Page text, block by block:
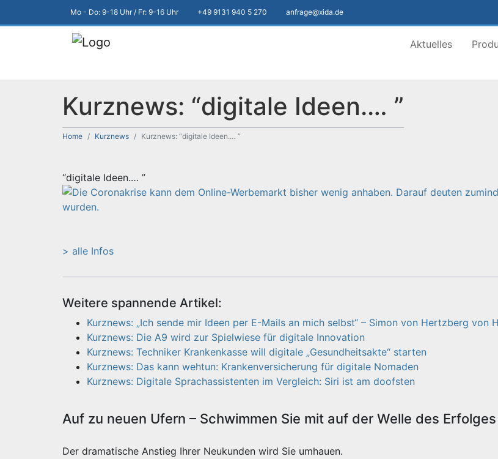
Mo - Do: 9-18 Uhr / Fr: 9-16 Uhr +49 9131 940 5 270 anfrage@xida.de
Aktuelles
Kurznews: “digitale Ideen.… ”
Home Kurznews Kurznews: “digitale Ideen.… ”
“digitale Ideen.… ”
> alle Infos
Weitere spannende Artikel:
Kurznews: „Ich sende mir Ideen per E-Mails an mich selbst“ – Simon von Hertzberg von
Kurznews: Die A9 wird zur Spielwiese für digitale Innovation
Kurznews: Techniker Krankenkasse will digitale „Gesundheitsakte“ starten
Kurznews: Das kann wehtun: Krankenversicherung für digitale Nomaden
Kurznews: Digitale Sprachassistenten im Vergleich: Siri ist am doofsten
Auf zu neuen Ufern – Schwimmen Sie mit auf der Welle des Erfolges
Der dramatische Anstieg Ihrer Neukunden wird Sie umhauen.